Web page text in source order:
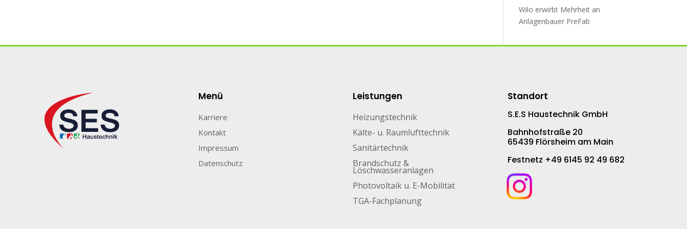
Wilo erwirbt Mehr­heit an
An­la­gen­bau­er PreFab
Menü
Karriere
Kontakt
Impressum
Datenschutz
Leistungen
Heizungstechnik
Kälte- u. Raumlufttechnik
Sanitärtechnik
Brandschutz &
Löschwasseranlagen
Photovoltaik u. E-Mobilität
TGA-Fachplanung
Standort
S.E.S Haustechnik GmbH
Bahnhofstraße 20
65439 Flörsheim am Main
Festnetz +49 6145 92 49 682